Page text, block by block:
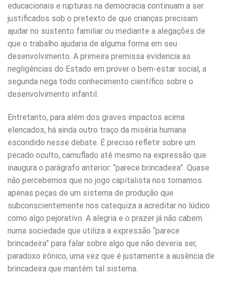
educacionais e rupturas na democracia continuam a ser
justificados sob o pretexto de que crianças precisam
ajudar no sustento familiar ou mediante a alegações de
que o trabalho ajudaria de alguma forma em seu
desenvolvimento. A primeira premissa evidencia as
negligências do Estado em prover o bem-estar social, a
segunda nega todo conhecimento científico sobre o
desenvolvimento infantil.
Entretanto, para além dos graves impactos acima
elencados, há ainda outro traço da miséria humana
escondido nesse debate. É preciso refletir sobre um
pecado oculto, camuflado até mesmo na expressão que
inaugura o parágrafo anterior: “parece brincadeira”. Quase
não percebemos que no jogo capitalista nos tornamos
apenas peças de um sistema de produção que
subconscientemente nos catequiza a acreditar no lúdico
como algo pejorativo. A alegria e o prazer já não cabem
numa sociedade que utiliza a expressão “parece
brincadeira” para falar sobre algo que não deveria ser,
paradoxo irônico, uma vez que é justamente a ausência de
brincadeira que mantém tal sistema.